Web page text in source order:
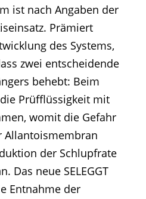
ist nach Angaben der
Prämiert
des Systems,
zwei entscheidende
behebt: Beim
die Prüfflüssigkeit mit
womit die Gefahr
Allantoismembran
der Schlupfrate
Das neue SELEGGT
Entnahme der